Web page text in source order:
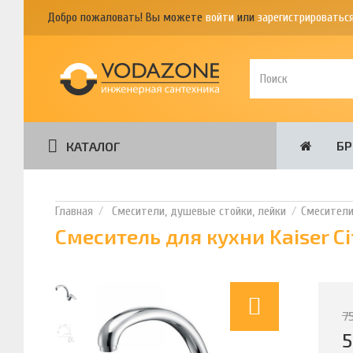
Добро пожаловать! Вы можете войти или
КАТАЛОГ
Смесители, душевые стойки, лейки
Смеситель для кухни Kaiser